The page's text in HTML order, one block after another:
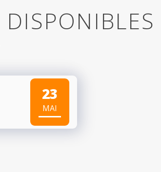
23
MAI